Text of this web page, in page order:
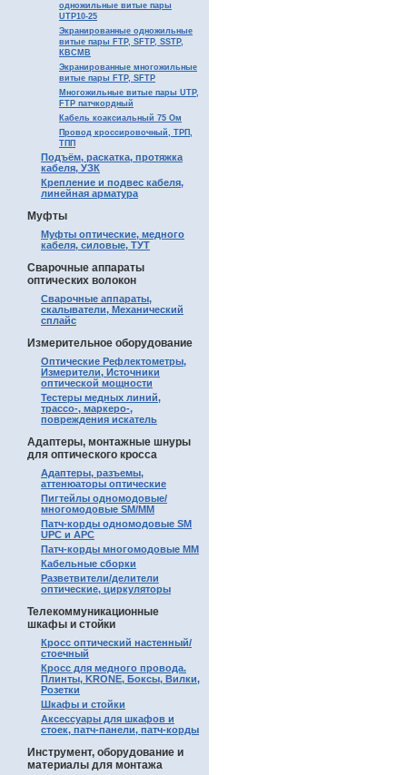
одножильные витые пары
UTP10-25
Экранированные одножильные
витые пары FTP, SFTP, SSTP,
КВСМВ
Экранированные многожильные
витые пары FTP, SFTP
Многожильные витые пары UTP,
FTP патчкордный
Кабель коаксиальный 75 Ом
Провод кроссировочный, ТРП,
ТПП
Подъём, раскатка, протяжка
кабеля, УЗК
Крепление и подвес кабеля,
линейная арматура
Муфты
Муфты оптические, медного
кабеля, силовые, ТУТ
Сварочные аппараты
оптических волокон
Сварочные аппараты,
скалыватели, Механический
сплайс
Измерительное оборудование
Оптические Рефлектометры,
Измерители, Источники
оптической мощности
Тестеры медных линий,
трассо-, маркеро-,
повреждения искатель
Адаптеры, монтажные шнуры
для оптического кросса
Адаптеры, разъемы,
аттенюаторы оптические
Пигтейлы одномодовые/
многомодовые SM/MM
Патч-корды одномодовые SM
UPC и APC
Патч-корды многомодовые MM
Кабельные сборки
Разветвители/делители
оптические, циркуляторы
Телекоммуникационные
шкафы и стойки
Кросс оптический настенный/
стоечный
Кросс для медного провода.
Плинты, KRONE, Боксы, Вилки,
Розетки
Шкафы и стойки
Аксессуары для шкафов и
стоек, патч-панели, патч-корды
Инструмент, оборудование и
материалы для монтажа